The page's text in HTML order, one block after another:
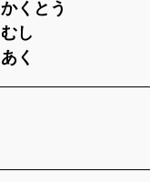
かくとう
むし
あく